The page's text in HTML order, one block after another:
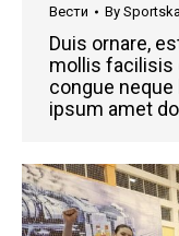
Вести By
Duis ornare,
mollis facilisis
congue
ipsum amet